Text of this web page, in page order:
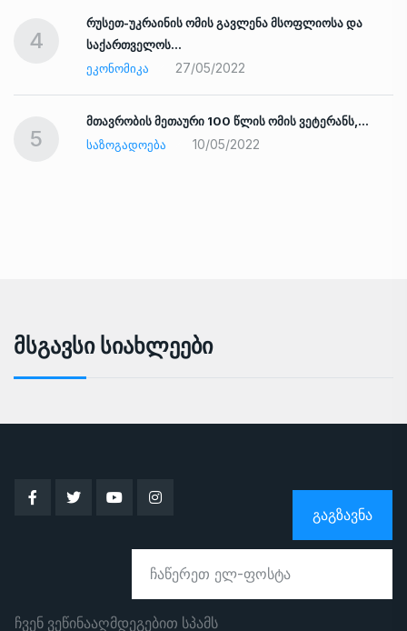
4
რუსეთ-უკრაინის ომის გავლენა მსოფლიოსა და
საქართველოს…
ᲔᲙᲝᲜᲝᲛᲘᲙᲐ
27/05/2022
5
მთავრობის მეთაური 100 წლის ომის ვეტერანს,…
ᲡᲐᲖᲝᲒᲐᲓᲝᲔᲑᲐ
10/05/2022
Მსგავსი Სიახლეები
ᲒᲐᲒᲖᲐᲕᲜᲐ
ჩვენ ვეწინააღმდეგებით სპამს